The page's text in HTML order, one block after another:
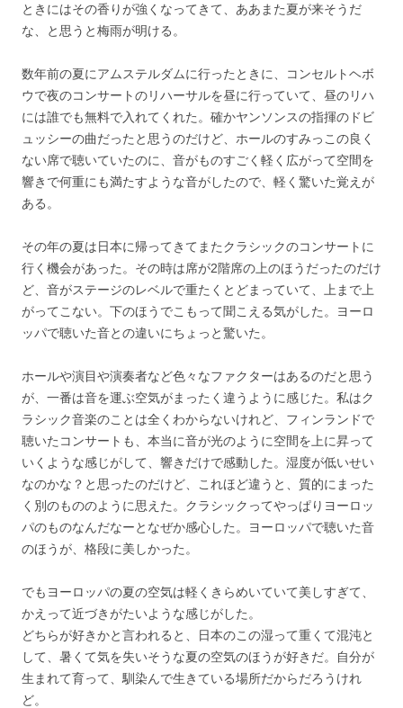
ときにはその香りが強くなってきて、ああまた夏が来そうだ
な、と思うと梅雨が明ける。
数年前の夏にアムステルダムに行ったときに、コンセルトヘボ
ウで夜のコンサートのリハーサルを昼に行っていて、昼のリハ
には誰でも無料で入れてくれた。確かヤンソンスの指揮のドビ
ュッシーの曲だったと思うのだけど、ホールのすみっこの良く
ない席で聴いていたのに、音がものすごく軽く広がって空間を
響きで何重にも満たすような音がしたので、軽く驚いた覚えが
ある。
その年の夏は日本に帰ってきてまたクラシックのコンサートに
行く機会があった。その時は席が2階席の上のほうだったのだけ
ど、音がステージのレベルで重たくとどまっていて、上まで上
がってこない。下のほうでこもって聞こえる気がした。ヨーロ
ッパで聴いた音との違いにちょっと驚いた。
ホールや演目や演奏者など色々なファクターはあるのだと思う
が、一番は音を運ぶ空気がまったく違うように感じた。私はク
ラシック音楽のことは全くわからないけれど、フィンランドで
聴いたコンサートも、本当に音が光のように空間を上に昇って
いくような感じがして、響きだけで感動した。湿度が低いせい
なのかな？と思ったのだけど、これほど違うと、質的にまった
く別のもののように思えた。クラシックってやっぱりヨーロッ
パのものなんだなーとなぜか感心した。ヨーロッパで聴いた音
のほうが、格段に美しかった。
でもヨーロッパの夏の空気は軽くきらめいていて美しすぎて、
かえって近づきがたいような感じがした。
どちらが好きかと言われると、日本のこの湿って重くて混沌と
して、暑くて気を失いそうな夏の空気のほうが好きだ。自分が
生まれて育って、馴染んで生きている場所だからだろうけれ
ど。